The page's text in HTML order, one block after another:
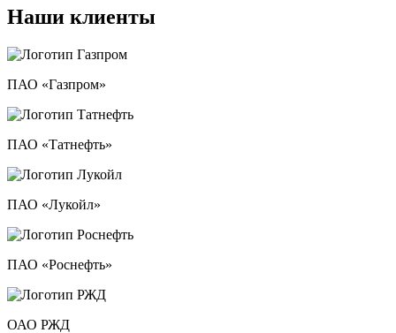
Наши клиенты
ПАО «Газпром»
ПАО «Татнефть»
ПАО «Лукойл»
ПАО «Роснефть»
ОАО РЖД